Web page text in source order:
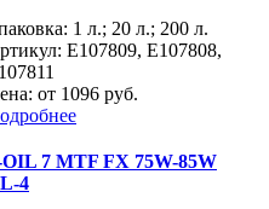
1 л.; 20 л.; 200 л.
E107809, E107808,
от 1096 руб.
OIL 7 MTF FX 75W-85W
4